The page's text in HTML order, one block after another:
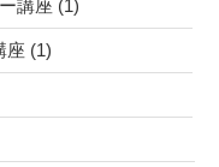
講座 (1)
座 (1)